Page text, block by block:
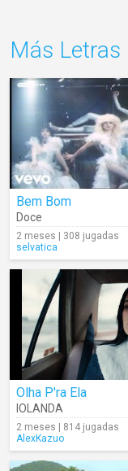
Más Letras
Bem Bom
Doce
2 meses | 308 jugadas
selvatica
Olha P'ra Ela
IOLANDA
2 meses | 814 jugadas
AlexKazuo